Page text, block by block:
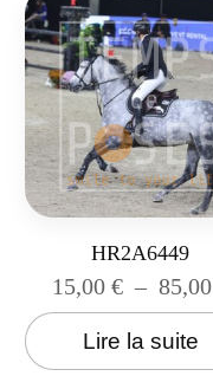
HR2A6449
15,00 € – 85,00
Lire la suite